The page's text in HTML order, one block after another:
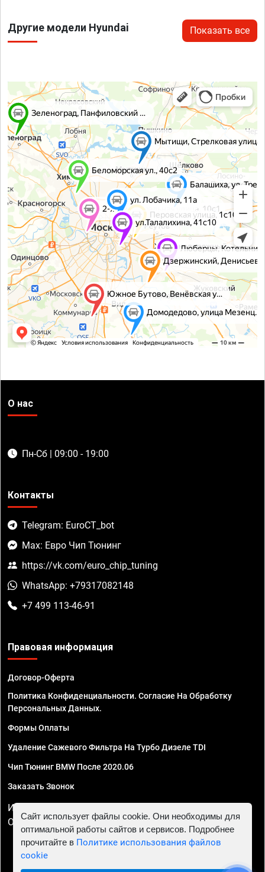
Другие модели Hyundai Показать все
О нас
Пн-Сб | 09:00 - 19:00
Контакты
Telegram: EuroCT_bot
Max: Евро Чип Тюнинг
https://vk.com/euro_chip_tuning
WhatsApp: +79317082148
+7 499 113-46-91
Правовая информация
Договор-Оферта
Политика Конфиденциальности. Согласие На Обработку
Персональных Данных.
Формы Оплаты
Удаление Сажевого Фильтра На Турбо Дизеле TDI
Чип Тюнинг BMW После 2020.06
Заказать Звонок
ИП Смирнов Георгий Павлович. ИНН 781302555843,
ОГРНИП 324470400032610
Сайт использует файлы cookie. Они необходимы для
оптимальной работы сайтов и сервисов. Подробнее
прочитайте в Политике использования файлов
cookie